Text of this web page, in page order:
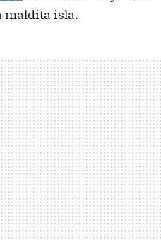
maldita isla.